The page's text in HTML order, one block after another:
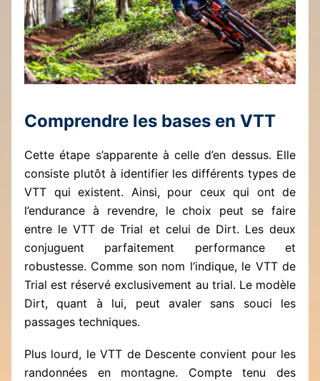
Comprendre les bases en VTT
Cette étape s’apparente à celle d’en dessus. Elle
consiste plutôt à identifier les différents types de
VTT qui existent. Ainsi, pour ceux qui ont de
l’endurance à revendre, le choix peut se faire
entre le VTT de Trial et celui de Dirt. Les deux
conjuguent parfaitement performance et
robustesse. Comme son nom l’indique, le VTT de
Trial est réservé exclusivement au trial. Le modèle
Dirt, quant à lui, peut avaler sans souci les
passages techniques.
Plus lourd, le VTT de Descente convient pour les
randonnées en montagne. Compte tenu des